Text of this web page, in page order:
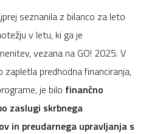
seznanila z bilanco za leto
v letu, ki ga je
vezana na GO! 2025. V
predhodna financiranja,
je bilo finančno
zaslugi skrbnega
in preudarnega upravljanja s